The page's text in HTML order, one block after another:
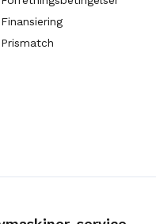
Finansiering
Prismatch